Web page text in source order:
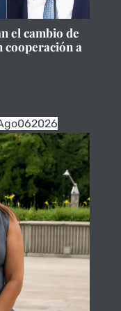
el cambio de
cooperación a
062026